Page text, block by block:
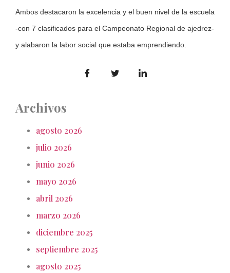
Ambos destacaron la excelencia y el buen nivel de la escuela
-con 7 clasificados para el Campeonato Regional de ajedrez-
y alabaron la labor social que estaba emprendiendo.
Archivos
agosto 2026
julio 2026
junio 2026
mayo 2026
abril 2026
marzo 2026
diciembre 2025
septiembre 2025
agosto 2025